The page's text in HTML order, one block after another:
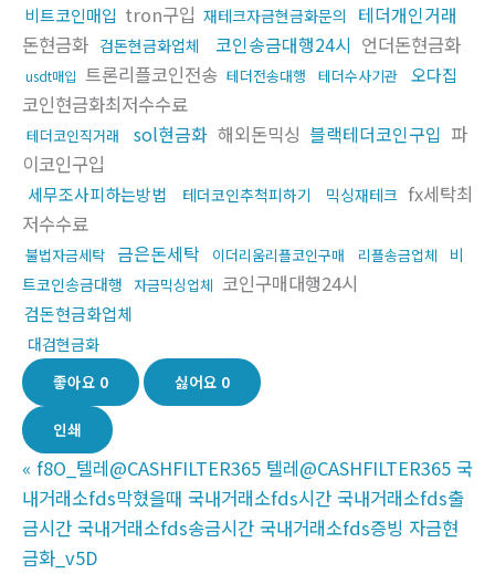
비트코인매입 tron구입 재테크자금현금화문의
테더개인거래
돈현금화 검돈현금화업체 코인송금대행24시 언더돈현금화
usdt매입 트론리플코인전송 테더전송대행 테더수사기관 오다집
코인현금화최저수수료
테더코인직거래 sol현금화 해외돈믹싱 블랙테더코인구입 파
이코인구입
세무조사피하는방법 테더코인추척피하기 믹싱재테크 fx세탁최
저수수료
불법자금세탁 금은돈세탁 이더리움리플코인구매 리플송금업체
비
트코인송금대행
자금믹싱업체 코인구매대행24시
검돈현금화업체
대검현금화
좋아요 0 싫어요 0
인쇄
« f8O_텔레@CASHFILTER365 텔레@CASHFILTER365 국
내거래소fds막혔을때 국내거래소fds시간 국내거래소fds출
금시간 국내거래소fds송금시간 국내거래소fds증빙 자금현
금화_v5D